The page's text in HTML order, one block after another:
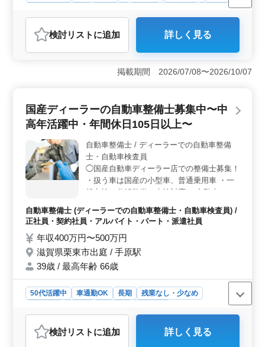
派遣社員
おすすめポイント
＜ベテランの技術を活かせる職場＞ この求人は、3級自
動車整備士以上の資格が求められ、整備士としての経験
を存分に発揮できる環境です。電気自動車からエンジン
入＞ 年収400万円〜550万円、賞与年2回（2.5ヶ月分）
と、整備士としては高い給与が期待できます。さらに、
す。 ＜幅広い年代が活躍中＞ 50代、60代、さらに
は70代も活躍している職場で、経験豊富な方が長期的に
働ける環境です。車通勤が可能で無料駐車場が完備され
ているため、通勤の負担も少なく快適に働けます。
検討リスト に追加 詳しく見る
掲載期間 2026/07/08〜2026/10/07
国産ディーラーの自動車整備士募集中〜中
高年活躍中・年間休日105日以上〜
自動車整備士 / ディーラーでの自動車整備
士・自動車検査員
◯国産自動車ディーラー店での整備士募集！
・扱う車は国産の小型車、普通乗用車 ・一
般点検、分解整備、車検対応 ・自動車の納
理、取り付け ＊整備士として長く働いてき
た50代の方を募集中！ ＊自動車整備、検査
経験のある方歓迎致します！ ＊今までの経
験を活かして働きませんか？ご応募お待ちし
ております
自動車整備士 (ディーラーでの自動車整備士・自動車検査員) /
正社員・契約社員・アルバイト・パート・派遣社員
年収400万円〜500万円
滋賀県栗東市出庭 / 手原駅
39歳 / 最高年齢 66歳
50代活躍中 車通勤OK 長期
残業なし・少なめ
自動車整備士
おすすめポイント
検討リスト に追加 詳しく見る